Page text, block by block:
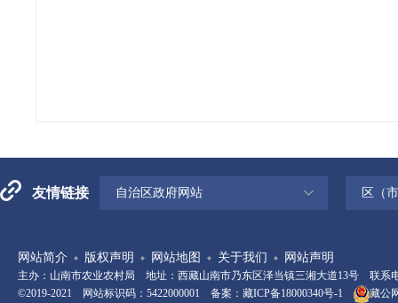
友情链接 自治区政府网站 区（
网站简介 版权声明 网站地图 关于我们 网站声明
主办：山南市农业农村局 地址：西藏山南市乃东区泽当镇三湘大道13号 联系电
©2019-2021 网站标识码：5422000001 备案： 藏ICP备18000340号-1 藏公